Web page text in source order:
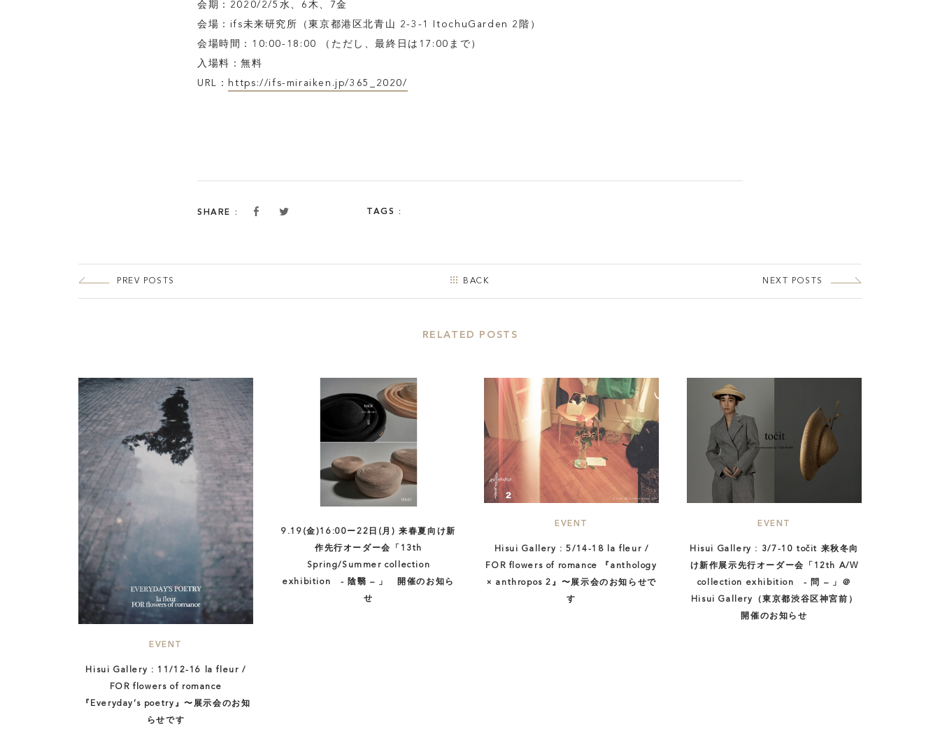
会期：2020/2/5水、6木、7金
会場：ifs未来研究所（東京都港区北⻘⼭ 2-3-1 ItochuGarden 2階）
会場時間：10:00-18:00 （ただし、最終⽇は17:00まで）
入場料：無料
URL： https://ifs-miraiken.jp/365_2020/
SHARE : TAGS :
PREV POSTS BACK NEXT POSTS
RELATED POSTS
EVENT
Hisui Gallery : 11/12-16 la fleur /
FOR flowers of romance
『Everyday’s poetry』〜展示会のお知
らせです
9.19(金)16:00ー22日(月) 来春夏向け新
作先行オーダー会「13th
Spring/Summer collection
exhibition - 陰翳 – 」 開催のお知ら
せ
EVENT
Hisui Gallery : 5/14-18 la fleur /
FOR flowers of romance 『anthology
× anthropos 2』〜展示会のお知らせで
す
EVENT
Hisui Gallery : 3/7-10 točit 来秋冬向
け新作展示先行オーダー会「12th A/W
collection exhibition - 問 – 」＠
Hisui Gallery（東京都渋谷区神宮前）
開催のお知らせ